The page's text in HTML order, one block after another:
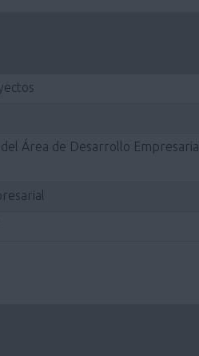
Área de Desarrollo Empresarial